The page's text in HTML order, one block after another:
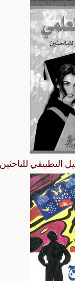
التطبيقي للباحثين